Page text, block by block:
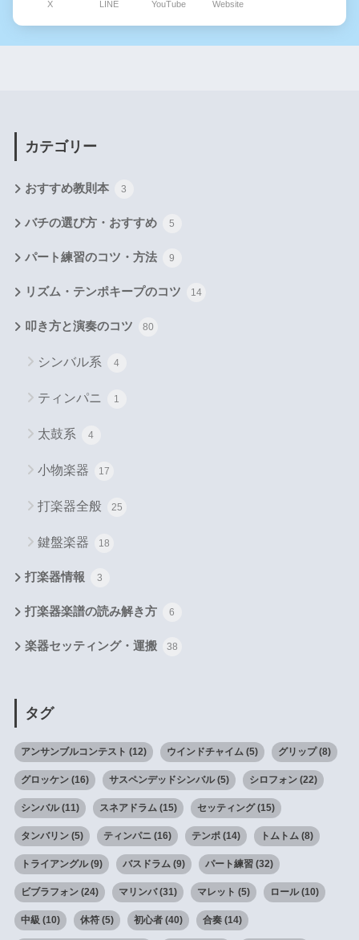
X LINE YouTube Website
カテゴリー
おすすめ教則本 3
バチの選び方・おすすめ 5
パート練習のコツ・方法 9
リズム・テンポキープのコツ 14
叩き方と演奏のコツ 80
シンバル系 4
ティンパニ 1
太鼓系 4
小物楽器 17
打楽器全般 25
鍵盤楽器 18
打楽器情報 3
打楽器楽譜の読み解き方 6
楽器セッティング・運搬 38
タグ
アンサンブルコンテスト (12) ウインドチャイム(5) グリップ(8)
グロッケン(16) サスペンデッドシンバル(5) シロフォン(22)
シンバル(11) スネアドラム(15) セッティング(15)
タンバリン(5) ティンパニ(16) テンポ(14) トムトム(8)
トライアングル(9) バスドラム(9) パート練習(32)
ビブラフォン(24) マリンバ(31) マレット (5) ロール(10)
中級 (10) 休符(5) 初心者(40) 合奏(14)